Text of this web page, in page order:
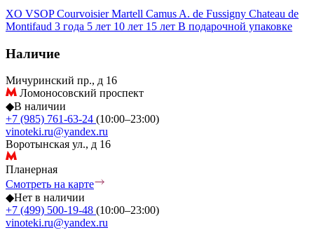
XO VSOPCourvoisierMartell Camus A. de Fussigny Chateau de
Montifaud 3 года 5 лет 10 лет 15 лет В подарочной упаковке
Наличие
Мичуринский пр., д 16
Ломоносовский проспект
◆В наличии
+7 (985) 761-63-24 (10:00–23:00)
vinoteki.ru@yandex.ru
Воротынская ул., д 16
Планерная
Смотреть на карте
◆Нет в наличии
+7 (499) 500-19-48 (10:00–23:00)
vinoteki.ru@yandex.ru